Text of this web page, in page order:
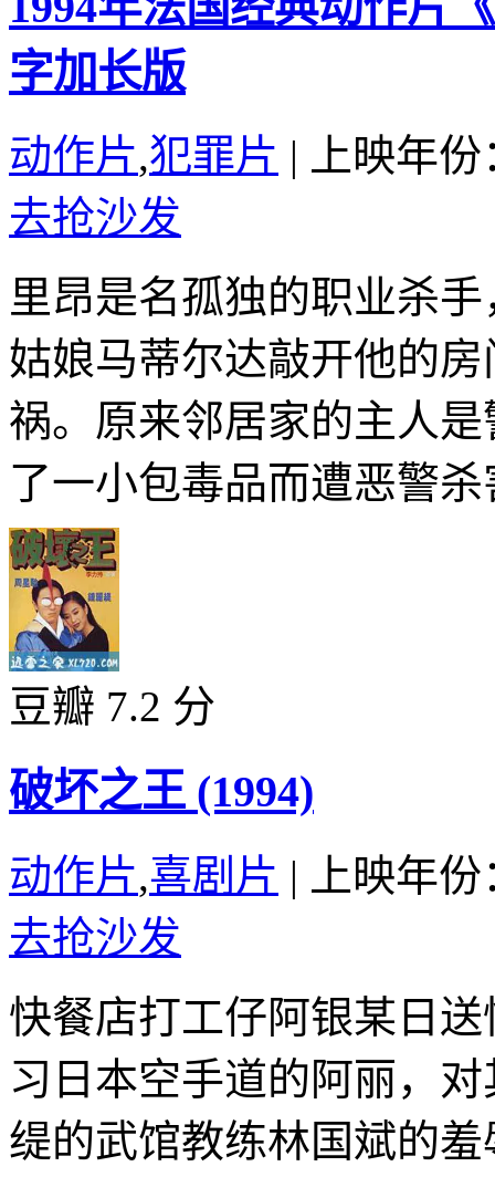
字加长版
动作片,犯罪片 |
上映年
去抢沙发
里昂是名孤独的职业杀
姑娘马蒂尔达敲开他的
祸。原来邻居家的主人
了一小包毒品而遭恶警
豆瓣 7.2 分
破坏之王 (1994)
动作片,喜剧片 |
上映年
去抢沙发
快餐店打工仔阿银某日
习日本空手道的阿丽，
缇的武馆教练林国斌的